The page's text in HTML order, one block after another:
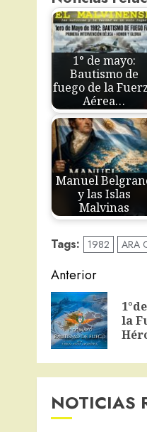
1° de mayo:
Bautismo de
fuego de la
Aérea…
Manuel
y las Islas
Malvinas
Tags: 1982 ARA
Navegación
de
entradas
Anterior
la
NOTICIAS